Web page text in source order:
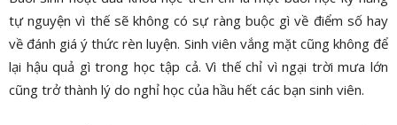
tự nguyện vì thế sẽ không có sự ràng buộc gì về điểm số hay
về đánh giá ý thức rèn luyện. Sinh viên vắng mặt cũng không để
lại hậu quả gì trong học tập cả. Vì thế chỉ vì ngại trời mưa lớn
cũng trở thành lý do nghỉ học của hầu hết các bạn sinh viên.